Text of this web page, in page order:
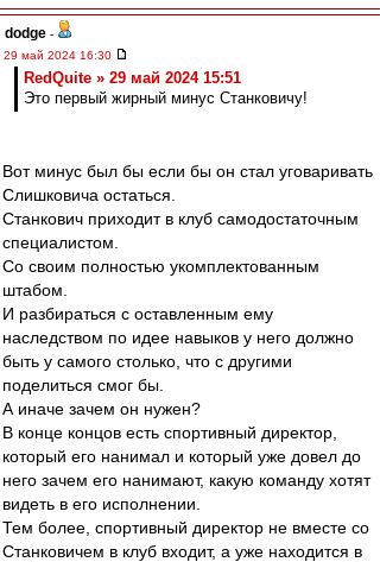
dodge -
29 май 2024 16:30
RedQuite » 29 май 2024 15:51
Это первый жирный минус Станковичу!
Вот минус был бы если бы он стал уговаривать
Слишковича остаться.
Станкович приходит в клуб самодостаточным
специалистом.
Со своим полностью укомплектованным
штабом.
И разбираться с оставленным ему
наследством по идее навыков у него должно
быть у самого столько, что с другими
поделиться смог бы.
А иначе зачем он нужен?
В конце концов есть спортивный директор,
который его нанимал и который уже довел до
него зачем его нанимают, какую команду хотят
видеть в его исполнении.
Тем более, спортивный директор не вместе со
Станковичем в клуб входит, а уже находится в